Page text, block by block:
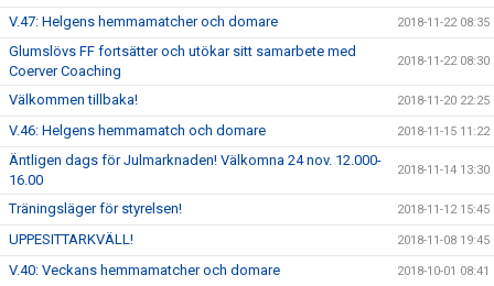
V.47: Helgens hemmamatcher och domare 2018-11-22 08:35
Glumslövs FF fortsätter och utökar sitt samarbete med
Coerver Coaching
2018-11-22 08:30
Välkommen tillbaka! 2018-11-20 22:25
V.46: Helgens hemmamatch och domare 2018-11-15 11:22
Äntligen dags för Julmarknaden! Välkomna 24 nov. 12.000-
16.00
2018-11-14 13:30
Träningsläger för styrelsen! 2018-11-12 15:45
UPPESITTARKVÄLL! 2018-11-08 19:45
V.40: Veckans hemmamatcher och domare 2018-10-01 08:41